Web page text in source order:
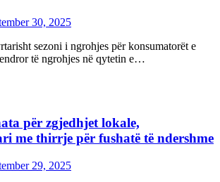
30, 2025
sezoni i ngrohjes për konsumatorët e
të ngrohjes në qytetin e…
për zgjedhjet lokale,
me thirrje për fushatë të ndershme
29, 2025